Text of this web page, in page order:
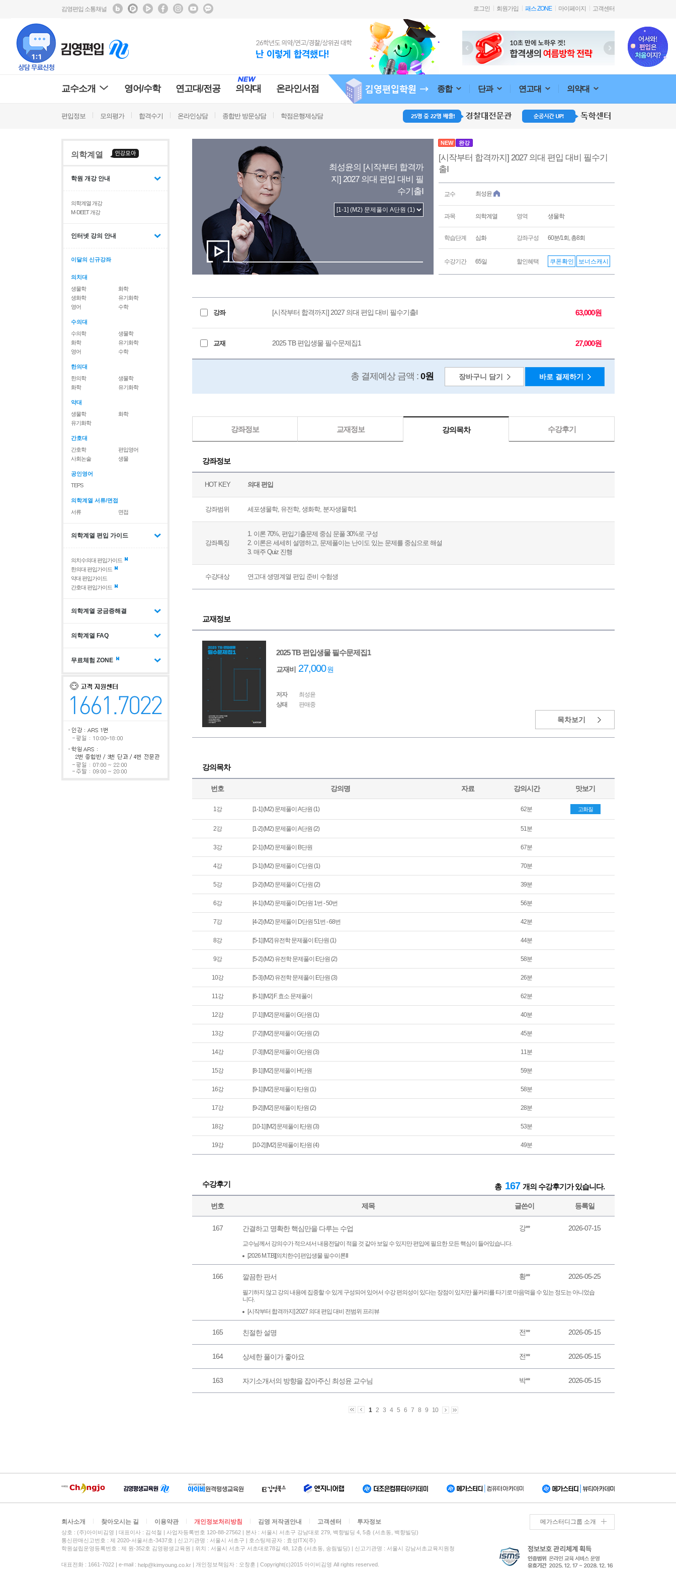
김영편입 소통채널 로그인 회원가입 패스 ZONE 마이페이지 고객센터
교수소개 영어/수학 연고대/전공 의약대 온라인서점 종합 단과 연고대 의약대
편입정보 모의평가 합격수기 온라인상담 종합반 방문상담 학점은행제상담
의학계열
학원 개강 안내
의학계열 개강
M·DEET 개강
인터넷 강의 안내
이달의 신규강좌
의치대
생물학
화학
생화학
유기화학
영어
수학
수의대
수의학
생물학
화학
유기화학
영어
수학
한의대
한의학
생물학
화학
유기화학
약대
생물학
화학
유기화학
간호대
간호학
편입영어
사회논술
생물
공인영어
TEPS
의학계열 서류/면접
서류
면접
의학계열 편입 가이드
의치수의대 편입가이드
한의대 편입가이드
약대 편입가이드
간호대 편입가이드
의학계열 궁금증해결
의학계열 FAQ
무료체험 ZONE
최성윤의 [시작부터 합격까
지] 2027 의대 편입 대비 필
수기출Ⅰ
NEW 완강
[시작부터 합격까지] 2027 의대 편입 대비 필수기
출Ⅰ
교수 최성윤
과목 의학계열 영역 생물학
학습단계 심화 강좌구성 60분/1회, 총8회
수강기간 65일 할인혜택 쿠폰확인 보너스캐시
강좌 [시작부터 합격까지] 2027 의대 편입 대비 필수기출Ⅰ 63,000원
교재 2025 TB 편입생물 필수문제집1 27,000원
총 결제예상 금액 : 0원 장바구니 담기 바로 결제하기
강좌정보 교재정보 강의목차 수강후기
강좌정보
HOT KEY 의대 편입
강좌범위 세포생물학, 유전학, 생화학, 분자생물학1
강좌특징
1. 이론 70%, 편입기출문제 중심 문풀 30%로 구성
2. 이론은 세세히 설명하고, 문제풀이는 난이도 있는 문제를 중심으로 해설
3. 매주 Quiz 진행
수강대상 연고대 생명계열 편입 준비 수험생
교재정보
2025 TB 편입생물 필수문제집1
교재비 27,000원
저자
최성윤
상태
판매중
목차보기
강의목차
번호 강의명 자료 강의시간 맛보기
1강 [1-1] (M2) 문제풀이 A단원 (1) 62분 고화질
2강 [1-2] (M2) 문제풀이 A단원 (2) 51분
3강 [2-1] (M2) 문제풀이 B단원 67분
4강 [3-1] (M2) 문제풀이 C단원 (1) 70분
5강 [3-2] (M2) 문제풀이 C단원 (2) 39분
6강 [4-1] (M2) 문제풀이 D단원 1번 - 50번 56분
7강 [4-2] (M2) 문제풀이 D단원 51번 - 68번 42분
8강 [5-1] [M2] 유전학 문제풀이 E단원 (1) 44분
9강 [5-2] (M2) 유전학 문제풀이 E단원 (2) 58분
10강 [5-3] (M2) 유전학 문제풀이 E단원 (3) 26분
11강 [6-1] [M2] F. 효소 문제풀이 62분
12강 [7-1] [M2] 문제풀이 G단원 (1) 40분
13강 [7-2] [M2] 문제풀이 G단원 (2) 45분
14강 [7-3] [M2] 문제풀이 G단원 (3) 11분
15강 [8-1] [M2] 문제풀이 H단원 59분
16강 [9-1] [M2] 문제풀이 I단원 (1) 58분
17강 [9-2] [M2] 문제풀이 I단원 (2) 28분
18강 [10-1] [M2] 문제풀이 I단원 (3) 53분
19강 [10-2] [M2] 문제풀이 I단원 (4) 49분
수강후기 총 167 개의 수강후기가 있습니다.
번호 제목 글쓴이 등록일
167 간결하고 명확한 핵심만을 다루는 수업 강** 2026-07-15
교수님께서 강의수가 적으셔서 내용전달이 적을 것 같아 보일 수 있지만 편입에 필요한 모든 핵심이 들어있습니다.
[2026 M.T.B][의치한수] 편입생물 필수이론Ⅱ
166 깔끔한 판서 황** 2026-05-25
필기하지 않고 강의 내용에 집중할 수 있게 구성되어 있어서 수강 편의성이 있다는 장점이 있지만 풀커리를 타기로 마음먹을 수 있는 정도는 아니었습
니다.
[시작부터 합격까지] 2027 의대 편입 대비 전범위 프리뷰
165 친절한 설명 전** 2026-05-15
164 상세한 풀이가 좋아요 전** 2026-05-15
163 자기소개서의 방향을 잡아주신 최성윤 교수님 박** 2026-05-15
1 2 3 4 5 6 7 8 9 10
회사소개 찾아오시는 길 이용약관 개인정보처리방침 김영 저작권안내 고객센터 투자정보 메가스터디그룹 소개
상호 : (주)아이비김영 대표이사 : 김석철 사업자등록번호 120-88-27562
본사 : 서울시 서초구 강남대로 279, 백향빌딩 4, 5층 (서초동, 백향빌딩)
통신판매신고번호 : 제 2020-서울서초-3437호
신고기관명 : 서울시 서초구
호스팅제공자 : 효성ITX(주)
학원설립운영등록번호 : 제 원-352호 김영평생교육원 | 위치 : 서울시 서초구 서초대로78길 48, 12층 (서초동, 송림빌딩) | 신고기관명 : 서울시 강남서초교육지원청
대표전화 : 1661-7022 | e-mail : help@kimyoung.co.kr | 개인정보책임자 : 오창훈 | Copyright(c)2015 아이비김영 All rights reserved.